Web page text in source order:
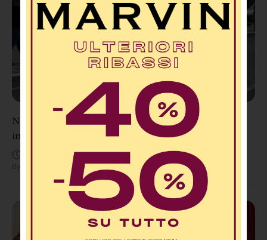
Non ce l’ha fatta Andrea Minasi: è morta la 23enne
investita sulle strisce a Vibo, donati gli organi
Agosto 6, 3:10 PM